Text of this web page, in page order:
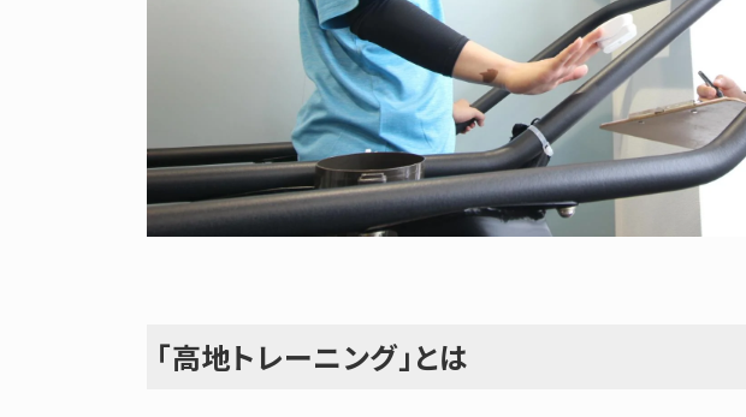
「高地トレーニング」とは